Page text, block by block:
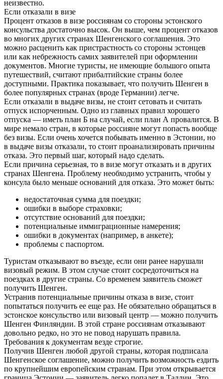
неизвестно.
Если отказали в визе
Процент отказов в визе россиянам со стороны эстонского
консульства достаточно высок. Он выше, чем процент отказов
во многих других странах Шенгенского соглашения. Это
можно расценить как пристрастность со стороны эстонцев
или как небрежность самих заявителей при оформлении
документов. Многие туристы, не имеющие большого опыта
путешествий, считают прибалтийские страны более
доступными. Практика показывает, что получить Шенген в
более популярных странах (вроде Германии) легче.
Если отказали в выдаче визы, не стоит сетовать и считать
отпуск испорченным. Одно из главных правил хорошего
отпуска — иметь план Б на случай, если план А провалится. В
мире немало стран, в которые россияне могут попасть вообще
без визы. Если очень хочется побывать именно в Эстонии, но
в выдаче визы отказали, то стоит проанализировать причины
отказа. Это первый шаг, который надо сделать.
Если причина серьезная, то в визе могут отказать и в других
странах Шенгена. Проблему необходимо устранить, чтобы у
консула было меньше оснований для отказа. Это может быть:
недостаточная сумма для поездки;
ошибки в выборе страховки;
отсутствие оснований для поездки;
потенциальные иммиграционные намерения;
ошибки в документах (например, в анкете);
проблемы с паспортом.
Туристам отказывают во въезде, если они ранее нарушали
визовый режим. В этом случае стоит сосредоточиться на
поездках в другие страны. Со временем заявитель сможет
получить Шенген.
Устранив потенциальные причины отказа в визе, стоит
попытаться получить ее еще раз. Не обязательно обращаться в
эстонское консульство или визовый центр — можно получить
Шенген Финляндии. В этой стране россиянам отказывают
довольно редко, но это не повод нарушать правила.
Требования к документам везде строгие.
Получив Шенген любой другой страны, которая подписала
Шенгенское соглашение, можно получить возможность ездить
по крупнейшим европейским странам. При этом открывается